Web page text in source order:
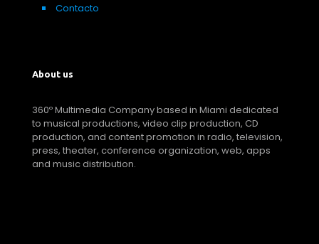
Contacto
About us
360º Multimedia Company based in Miami dedicated
to musical productions, video clip production, CD
production, and content promotion in radio, television,
press, theater, conference organization, web, apps
and music distribution.